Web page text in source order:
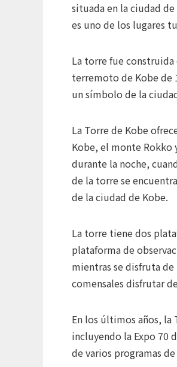
situada en la ciudad
es uno de los lugares
La torre fue
terremoto de Kobe de
un símbolo de la
La Torre de Kobe
Kobe, el monte Rokko
durante la noche,
de la torre se
de la ciudad de Kobe.
La torre tiene dos
plataforma de
mientras se disfruta
comensales disfrutar
En los últimos años,
incluyendo la Expo 70
de varios programas